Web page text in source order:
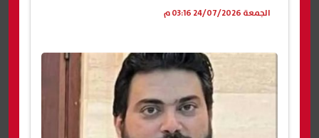
الجمعة 24/07/2026 03:16 م